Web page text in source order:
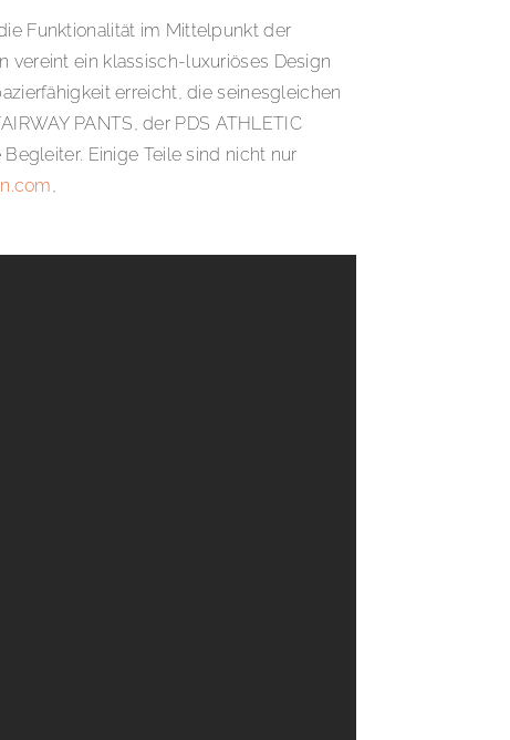
Funktionalität im Mittelpunkt der
vereint ein klassisch-luxuriöses Design
erreicht, die seinesgleichen
PANTS, der PDS ATHLETIC
Einige Teile sind nicht nur
,